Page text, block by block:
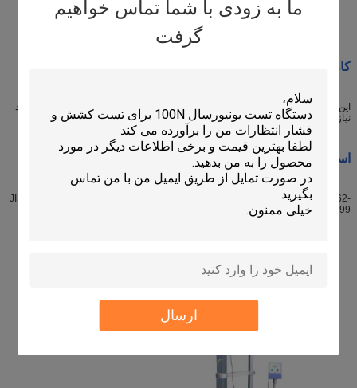
ما به زودی با شما تماس خواهیم
گرفت
ارسال
مدل: RS-8220LQ
کاربرد:
این تستر مطابق با استاندارد GB/T9962-1999-6 طراحی شده است.11، این مورد مورد
نیاز آزمایش ضربه شیشه لایه دار معماری را برآورده می کند.
استاندارد :
JIS R 3205:1989،ISO/DIS12542 1,12543-6:1997،AS/NZS2208:1996GB/T9962-
1999